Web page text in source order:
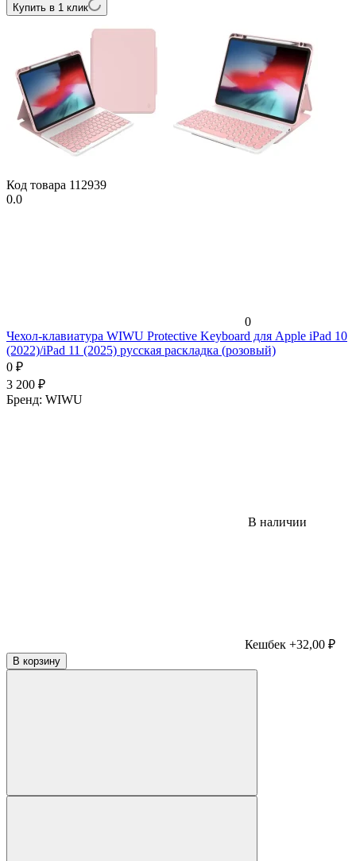
Купить в 1 клик
Код товара 112939
0.0
0
Чехол-клавиатура WIWU Protective Keyboard для Apple iPad 10
(2022)/iPad 11 (2025) русская раскладка (розовый)
0 ₽
3 200 ₽
Бренд: WIWU
В наличии
Кешбек +32,00 ₽
В корзину